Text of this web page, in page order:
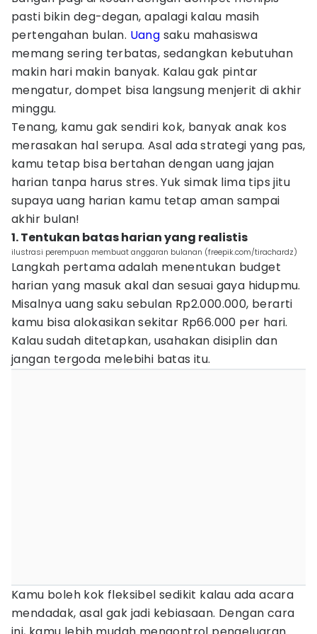
pasti bikin deg-degan, apalagi kalau masih
pertengahan bulan. Uang saku mahasiswa
memang sering terbatas, sedangkan kebutuhan
makin hari makin banyak. Kalau gak pintar
mengatur, dompet bisa langsung menjerit di akhir
minggu.
Tenang, kamu gak sendiri kok, banyak anak kos
merasakan hal serupa. Asal ada strategi yang pas,
kamu tetap bisa bertahan dengan uang jajan
harian tanpa harus stres. Yuk simak lima tips jitu
supaya uang harian kamu tetap aman sampai
akhir bulan!
1. Tentukan batas harian yang realistis
ilustrasi perempuan membuat anggaran bulanan (freepik.com/tirachardz)
Langkah pertama adalah menentukan budget
harian yang masuk akal dan sesuai gaya hidupmu.
Misalnya uang saku sebulan Rp2.000.000, berarti
kamu bisa alokasikan sekitar Rp66.000 per hari.
Kalau sudah ditetapkan, usahakan disiplin dan
jangan tergoda melebihi batas itu.
Kamu boleh kok fleksibel sedikit kalau ada acara
mendadak, asal gak jadi kebiasaan. Dengan cara